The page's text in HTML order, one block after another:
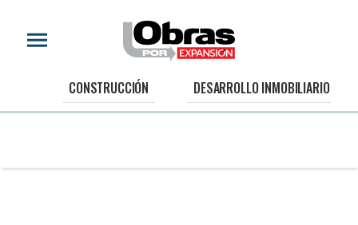
CONSTRUCCIÓN DESARROLLO INMOBILIARIO